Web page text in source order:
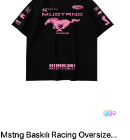
2
Mstng Baskılı Racing Oversize